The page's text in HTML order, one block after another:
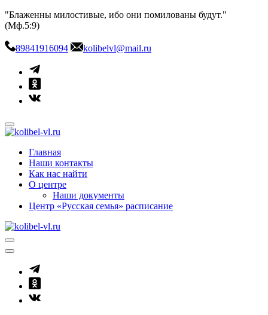
Skip
to
"Блаженны милостивые, ибо они помилованы будут."
(Мф.5:9)
89841916094 kolibelvl@mail.ru
kolibel-vl.ru
Центр защиты семьи, материнства и детства
Главная
Наши контакты
Как нас найти
О центре
Наши документы
Центр «Русская семья» расписание